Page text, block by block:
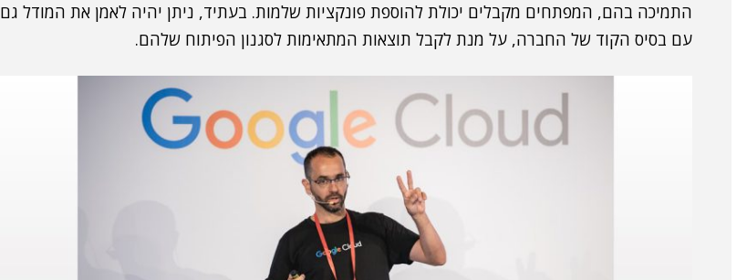
התמיכה בהם, המפתחים מקבלים יכולת להוספת פונקציות שלמות. בעתיד, ניתן יהיה לאמן את המודל גם
עם בסיס הקוד של החברה, על מנת לקבל תוצאות המתאימות לסגנון הפיתוח שלהם.